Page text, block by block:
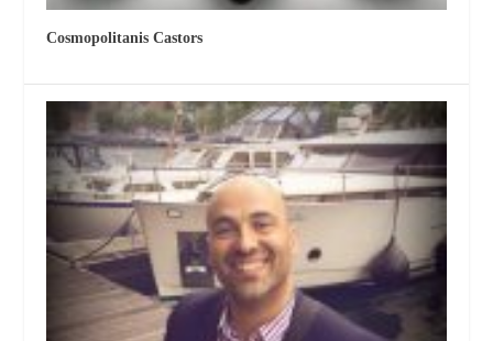
Cosmopolitanis Castors